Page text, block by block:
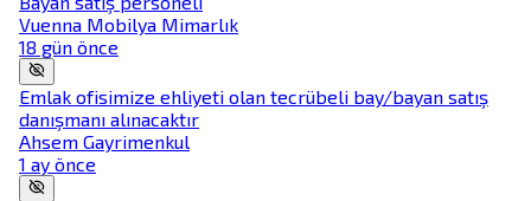
Vuenna Mobilya Mimarlık
18 gün önce
Emlak ofisimize ehliyeti olan tecrübeli bay/bayan satış
danışmanı alınacaktır
Ahsem Gayrimenkul
1 ay önce